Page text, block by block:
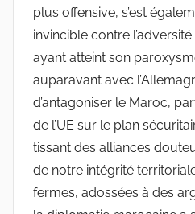
plus offensive, s’est
invincible contre
ayant atteint son
auparavant avec
d’antagoniser le Maroc,
de l’UE sur le plan
tissant des alliances
de notre intégrité
fermes, adossées à des